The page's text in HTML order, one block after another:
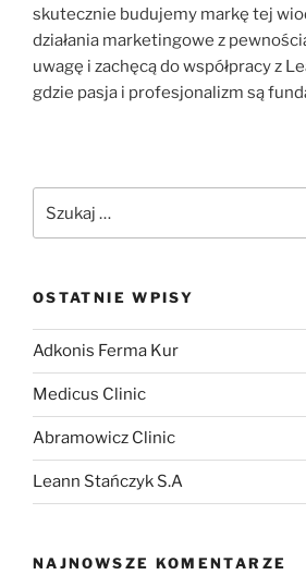
skutecznie budujemy markę tej
działania marketingowe z
uwagę i zachęcą do współpracy z
gdzie pasja i profesjonalizm są
OSTATNIE WPISY
Adkonis Ferma Kur
Medicus Clinic
Abramowicz Clinic
Leann Stańczyk S.A
NAJNOWSZE KOMENTARZE